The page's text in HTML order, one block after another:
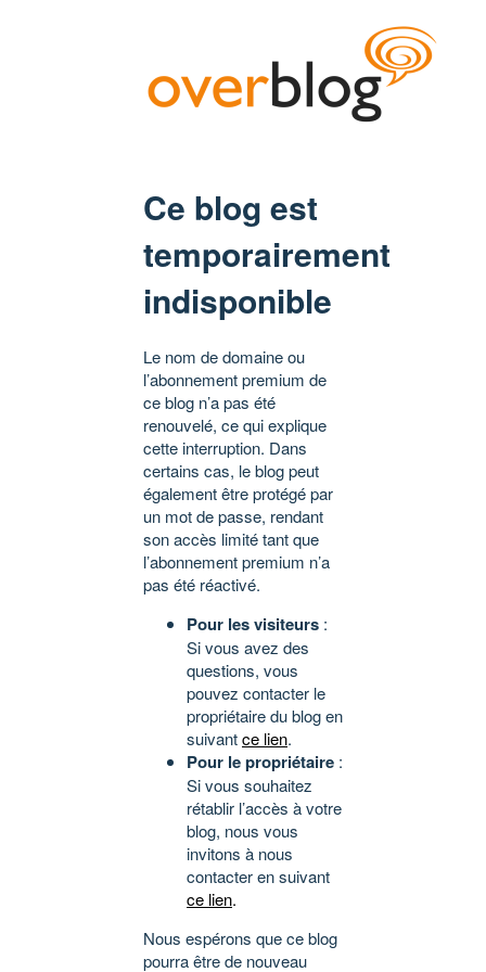
Ce blog est
temporairement
indisponible
Le nom de domaine ou
l’abonnement premium de
ce blog n’a pas été
renouvelé, ce qui explique
cette interruption. Dans
certains cas, le blog peut
également être protégé par
un mot de passe, rendant
son accès limité tant que
l’abonnement premium n’a
pas été réactivé.
Pour les visiteurs :
Si vous avez des
questions, vous
pouvez contacter le
propriétaire du blog en
suivantce lien.
Pour le propriétaire :
Si vous souhaitez
rétablir l’accès à votre
blog, nous vous
invitons à nous
contacter en suivant
ce lien.
Nous espérons que ce blog
pourra être de nouveau